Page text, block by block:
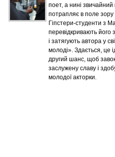
поет, а нині
потрапляє в поле зору
Гіпстери-студенти з
перевідкривають його
і затягують автора у
молоді». Здається, це
другий шанс, щоб
заслужену славу і
молодої акторки.